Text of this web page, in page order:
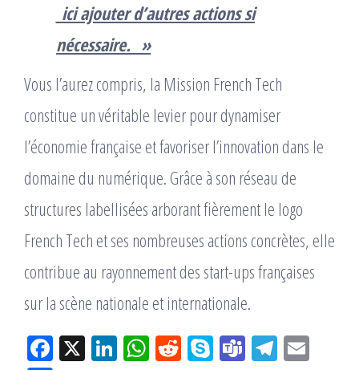
_ici ajouter d’autres actions si
nécessaire._ »
Vous l’aurez compris, la Mission French Tech
constitue un véritable levier pour dynamiser
l’économie française et favoriser l’innovation dans le
domaine du numérique. Grâce à son réseau de
structures labellisées arborant fièrement le logo
French Tech et ses nombreuses actions concrètes, elle
contribue au rayonnement des start-ups françaises
sur la scène nationale et internationale.
Fac X Lin W Re Sk Te Tel